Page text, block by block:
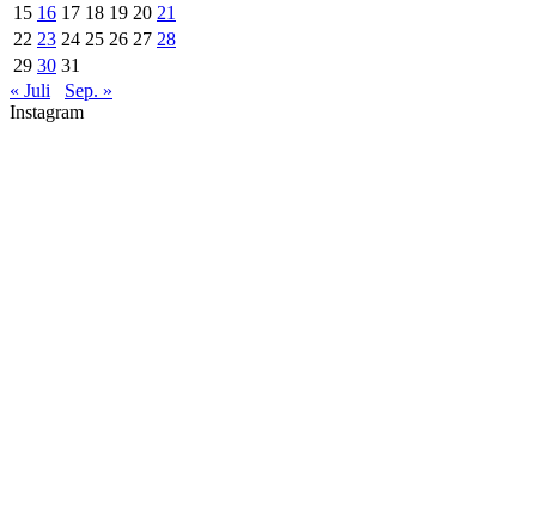
15 16 17 18 19 20 21
22 23 24 25 26 27 28
29 30 31
« Juli
Sep. »
Instagram